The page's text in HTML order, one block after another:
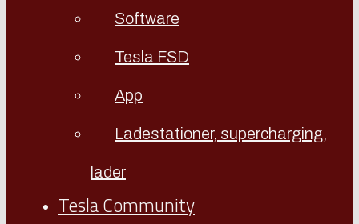
Software
Tesla FSD
App
Ladestationer, supercharging,
lader
Tesla Community